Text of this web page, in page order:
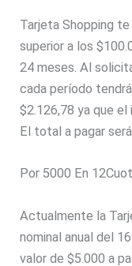
Tarjeta Shopping
superior a los
24 meses. Al
cada período
$2.126,78 ya que
El total a pagar
Por 5000 En
Actualmente la
nominal anual del
valor de $5.000 a